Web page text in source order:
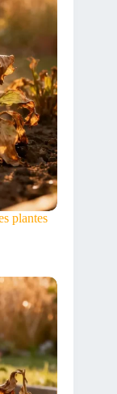
plantes